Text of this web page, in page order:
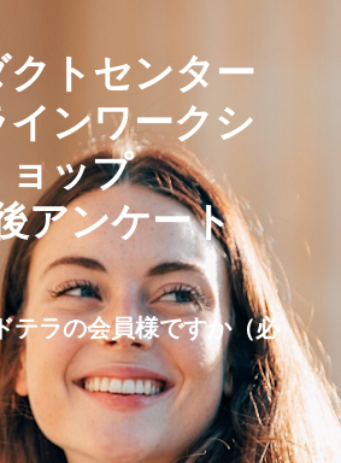
クトセンター
インワークシ
ョップ
アンケート
テラの会員様ですか（必